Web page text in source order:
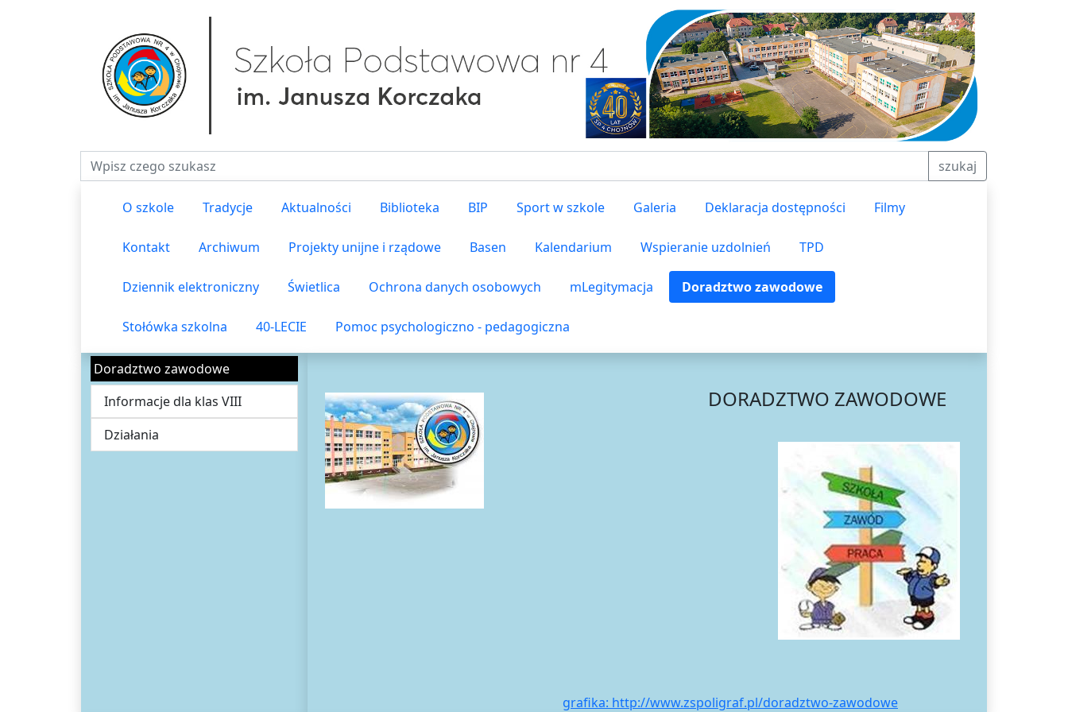
Fraza do wyszukiwania szukaj
O szkole Tradycje Aktualności Biblioteka BIP Sport w szkole Galeria Deklaracja dostępności Filmy
Kontakt Archiwum Projekty unijne i rządowe Basen Kalendarium Wspieranie uzdolnień TPD
Dziennik elektroniczny Świetlica Ochrona danych osobowych mLegitymacja Doradztwo zawodowe
Stołówka szkolna 40-LECIE Pomoc psychologiczno - pedagogiczna
Doradztwo zawodowe
Informacje dla klas VIII
Działania
DORADZTWO ZAWODOWE
grafika: http://www.zspoligraf.pl/doradztwo-zawodowe